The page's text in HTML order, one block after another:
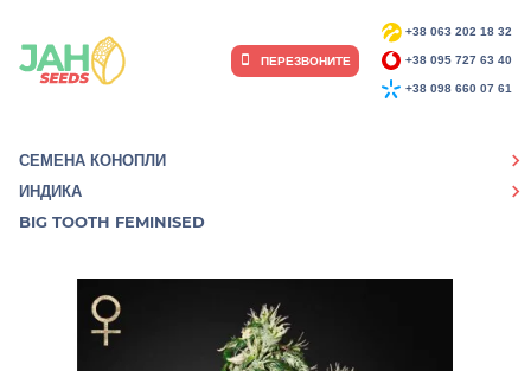
+38 063 202 18 32
+38 095 727 63 40
+38 098 660 07 61
ПЕРЕЗВОНИТЕ
СЕМЕНА КОНОПЛИ
ИНДИКА
BIG TOOTH FEMINISED